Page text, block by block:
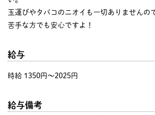
玉運びやタバコのニオイも一切ありませんの
苦手な方でも安心ですよ！
給与
時給 1350円〜2025円
給与備考